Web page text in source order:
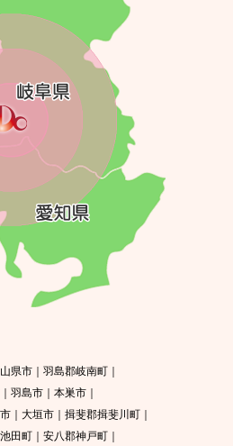
山県市
羽島郡岐南町
羽島市
本巣市
大垣市
揖斐郡揖斐川町
田町
安八郡神戸町